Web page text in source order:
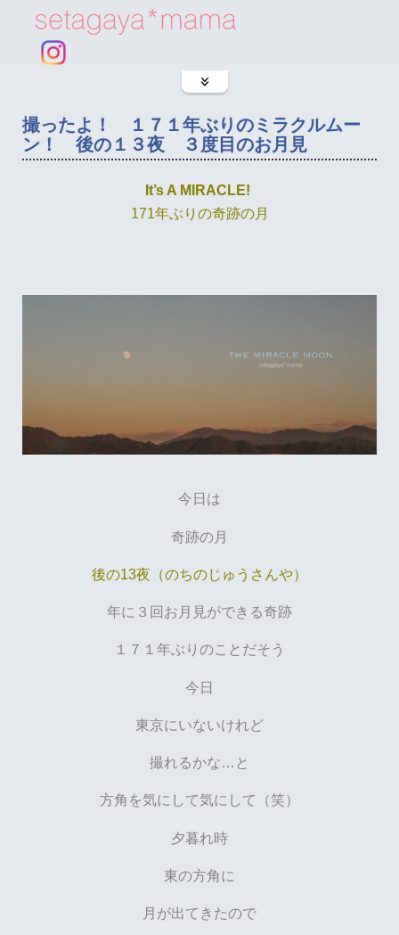
撮ったよ！ １７１年ぶりのミラクルムー
ン！ 後の１３夜 ３度目のお月見
It’s A MIRACLE!
171年ぶりの奇跡の月
今日は
奇跡の月
後の13夜（のちのじゅうさんや）
年に３回お月見ができる奇跡
１７１年ぶりのことだそう
今日
東京にいないけれど
撮れるかな…と
方角を気にして気にして（笑）
夕暮れ時
東の方角に
月が出てきたので